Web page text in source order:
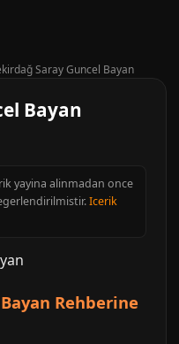
Saray Guncel Bayan
Bayan
yayina alinmadan once
Icerik
Rehberine